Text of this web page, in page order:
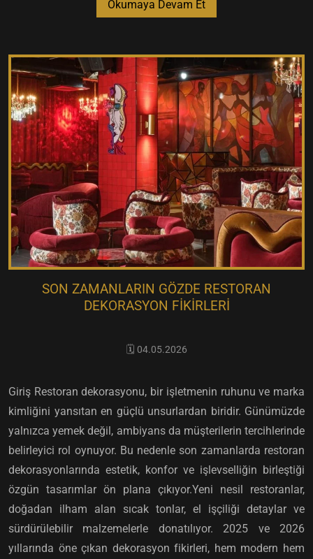
Okumaya Devam Et
SON ZAMANLARIN GÖZDE RESTORAN
DEKORASYON FIKIRLERI
🗓️ 04.05.2026
Giriş Restoran dekorasyonu, bir işletmenin ruhunu ve marka
kimliğini yansıtan en güçlü unsurlardan biridir. Günümüzde
yalnızca yemek değil, ambiyans da müşterilerin tercihlerinde
belirleyici rol oynuyor. Bu nedenle son zamanlarda restoran
dekorasyonlarında estetik, konfor ve işlevselliğin birleştiği
özgün tasarımlar ön plana çıkıyor.Yeni nesil restoranlar,
doğadan ilham alan sıcak tonlar, el işçiliği detaylar ve
sürdürülebilir malzemelerle donatılıyor. 2025 ve 2026
yıllarında öne çıkan dekorasyon fikirleri, hem modern hem